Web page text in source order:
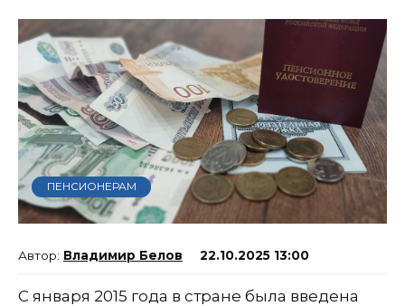
ПЕНСИОНЕРАМ
Владимир Белов 22.10.2025 13:00
С января 2015 года в стране была введена